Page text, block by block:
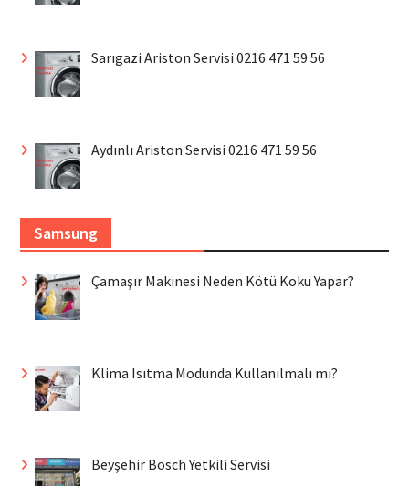
Sarıgazi Ariston Servisi 0216 471 59 56
Aydınlı Ariston Servisi 0216 471 59 56
Samsung
Çamaşır Makinesi Neden Kötü Koku Yapar?
Klima Isıtma Modunda Kullanılmalı mı?
Beyşehir Bosch Yetkili Servisi